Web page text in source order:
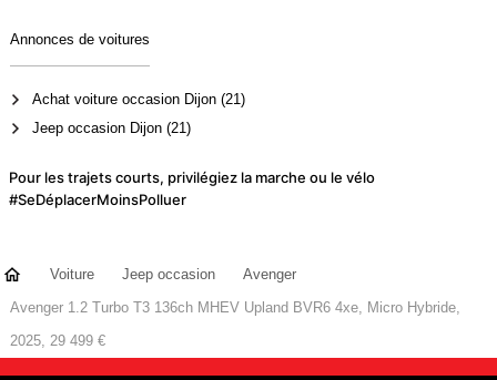
Annonces de voitures
Achat voiture occasion Dijon (21)
Jeep occasion Dijon (21)
Pour les trajets courts, privilégiez la marche ou le vélo
#SeDéplacerMoinsPolluer
Voiture Jeep occasion
Avenger
Avenger 1.2 Turbo T3 136ch MHEV Upland BVR6 4xe, Micro Hybride,
2025, 29 499 €